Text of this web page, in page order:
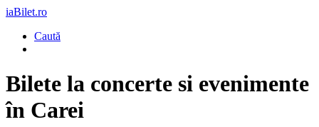
iaBilet.ro
Caută
Bilete la concerte si evenimente
în Carei